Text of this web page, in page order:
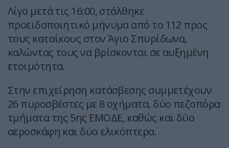
Λίγο μετά τις 16:00, στάλθηκε
προειδοποιητικό μήνυμα από το 112 προς
τους κατοίκους στον Άγιο Σπυρίδωνα,
καλώντας τους να βρίσκονται σε αυξημένη
ετοιμότητα.
Στην επιχείρηση κατάσβεσης συμμετέχουν
26 πυροσβέστες με 8 οχήματα, δύο πεζοπόρα
τμήματα της 5ης ΕΜΟΔΕ, καθώς και δύο
αεροσκάφη και δύο ελικόπτερα.